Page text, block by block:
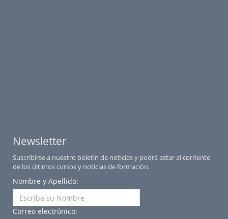
Newsletter
Suscribirse a nuestro boletín de noticias y podrá estar al corriente
de los últimos cursos y noticias de formación.
Nombre y Apellido:
Correo electrónico: